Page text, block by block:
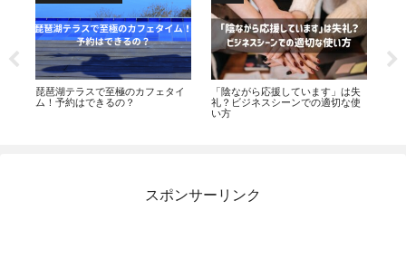
琵琶湖テラスで至極のカフェタイ
ム！予約はできるの？
「陰ながら応援しています」は失
礼？ビジネスシーンでの適切な使
い方
スポンサーリンク